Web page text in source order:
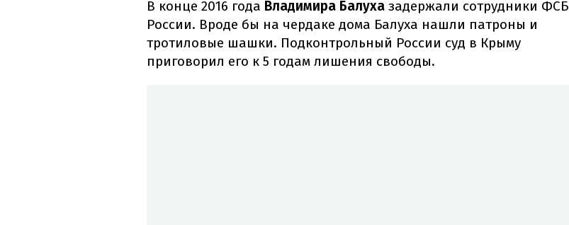
В конце 2016 года Владимира Балуха задержали сотрудники ФСБ
России. Вроде бы на чердаке дома Балуха нашли патроны и
тротиловые шашки. Подконтрольный России суд в Крыму
приговорил его к 5 годам лишения свободы.